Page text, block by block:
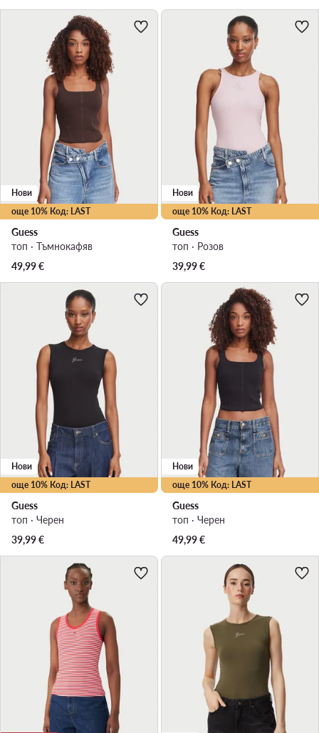
още 10% Код: LAST
Нови
Guess
топ · Тъмнокафяв
49,99€
още 10% Код: LAST
Нови
Guess
топ · Розов
39,99€
още 10% Код: LAST
Нови
Guess
топ · Черен
39,99€
още 10% Код: LAST
Нови
Guess
топ · Черен
49,99€